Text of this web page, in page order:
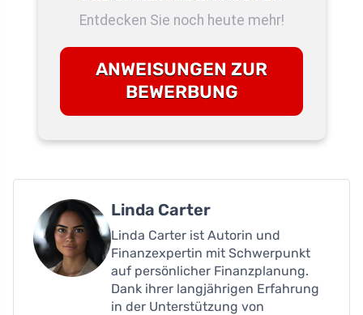
Entdecken Sie noch heute mehr!
ANWEISUNGEN ZUR
BEWERBUNG
Linda Carter
Linda Carter ist Autorin und
Finanzexpertin mit Schwerpunkt
auf persönlicher Finanzplanung.
Dank ihrer langjährigen Erfahrung
in der Unterstützung von